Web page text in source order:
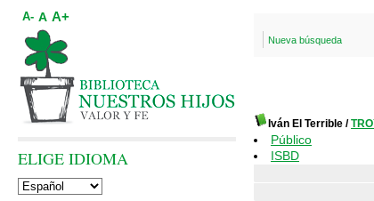
Nueva búsqueda
Iván El Terrible /
Público
ISBD
A- A A+
ELIGE IDIOMA